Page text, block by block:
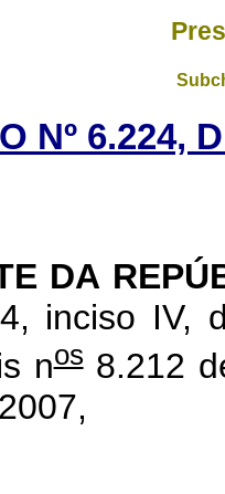
Nº 6.224,
DA
inciso IV,
nos8.212